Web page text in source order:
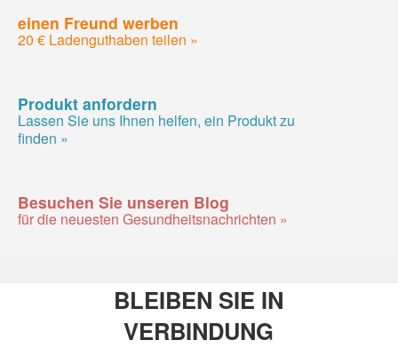
einen Freund werben
20 € Ladenguthaben teilen »
Produkt anfordern
Lassen Sie uns Ihnen helfen, ein Produkt zu
finden »
Besuchen Sie unseren Blog
für die neuesten Gesundheitsnachrichten »
BLEIBEN SIE IN
VERBINDUNG